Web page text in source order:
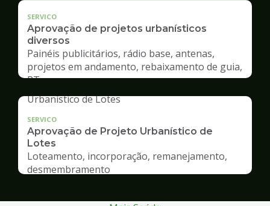
SERVICO
Aprovação de projetos urbanísticos
diversos
Painéis publicitários, rádio base, antenas,
projetos em andamento, rebaixamento de guia,
RT
SERVICO
Aprovação de Projeto Urbanístico de
Lotes
Loteamento, incorporação, remanejamento,
desmembramento